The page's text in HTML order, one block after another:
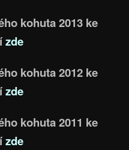
kohuta 2013 ke
zde
kohuta 2012 ke
zde
kohuta 2011 ke
zde